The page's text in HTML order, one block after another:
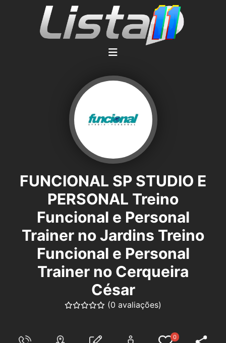
FUNCIONAL SP STUDIO E
PERSONAL Treino
Funcional e Personal
Trainer no Jardins Treino
Funcional e Personal
Trainer no Cerqueira
César
(0 avaliações)
0